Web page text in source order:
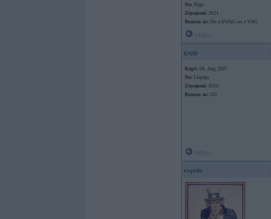
No: Rīga
Ziņojumi: 3021
Braucu ar: Do a SWAG on a VAG.
gapp
Kopš: 04. Aug 2007
No: Liepāja
Ziņojumi: 8310
Braucu ar: SD
rapido